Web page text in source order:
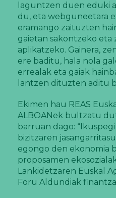
laguntzen duen eduki
du, eta webguneetara
eramango zaituzten
gaietan sakontzeko
aplikatzeko. Gainera,
ere baditu, hala nola
errealak eta gaiak
lantzen dituzten aditu
Ekimen hau REAS
ALBOANek bultzatu
barruan dago:
bizitzaren
egongo den ekonomia
proposamen
Lankidetzaren Euskal
Foru Aldundiak